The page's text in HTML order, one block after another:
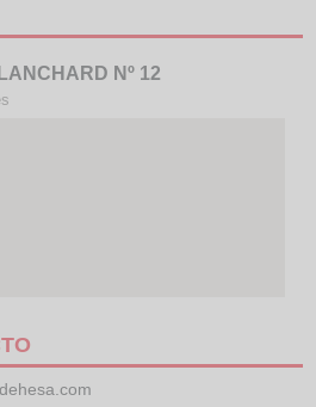
Nº 12